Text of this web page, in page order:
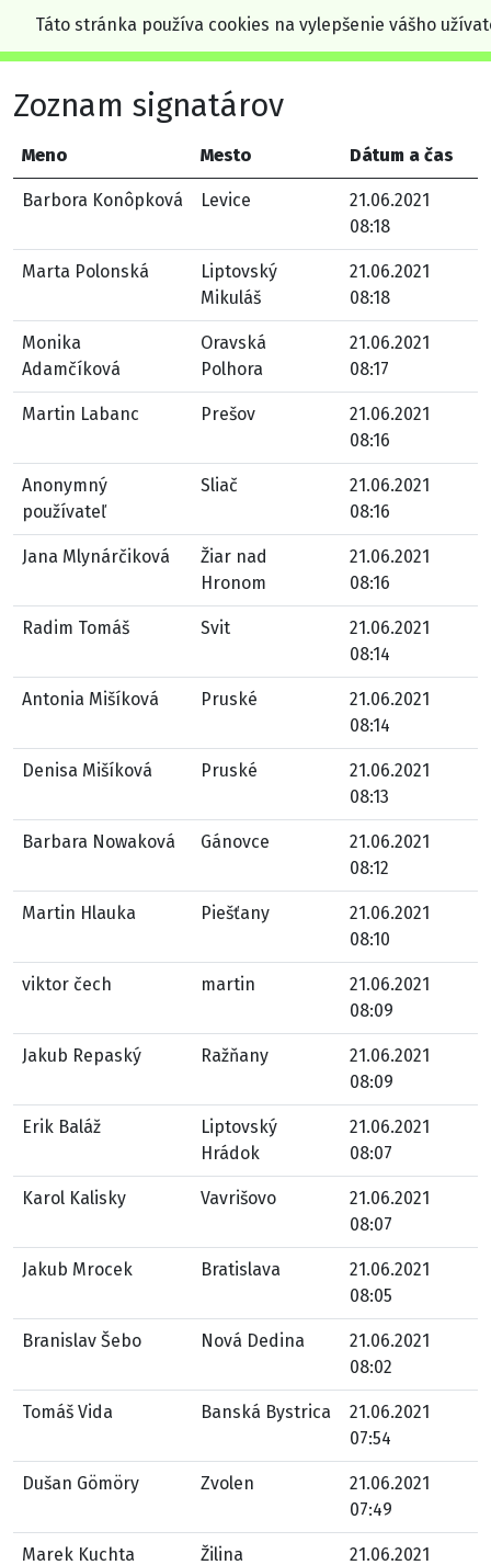
Táto stránka používa cookies na vylepšenie vášho
Zoznam signatárov
Meno Mesto Dátum a čas
Barbora Konôpková Levice
21.06.2021
08:18
Marta Polonská
Liptovský
Mikuláš
21.06.2021
08:18
Monika
Adamčíková
Oravská
Polhora
21.06.2021
08:17
Martin Labanc Prešov
21.06.2021
08:16
Anonymný
používateľ
Sliač
21.06.2021
08:16
Jana Mlynárčiková
Žiar nad
Hronom
21.06.2021
08:16
Radim Tomáš Svit
21.06.2021
08:14
Antonia Mišíková Pruské
21.06.2021
08:14
Denisa Mišíková Pruské
21.06.2021
08:13
Barbara Nowaková Gánovce
21.06.2021
08:12
Martin Hlauka Piešťany
21.06.2021
08:10
viktor čech martin
21.06.2021
08:09
Jakub Repaský Ražňany
21.06.2021
08:09
Erik Baláž
Liptovský
Hrádok
21.06.2021
08:07
Karol Kalisky Vavrišovo
21.06.2021
08:07
Jakub Mrocek Bratislava
21.06.2021
08:05
Branislav Šebo Nová Dedina
21.06.2021
08:02
Tomáš Vida Banská Bystrica
21.06.2021
07:54
Dušan Gömöry Zvolen
21.06.2021
07:49
Marek Kuchta Žilina
21.06.2021